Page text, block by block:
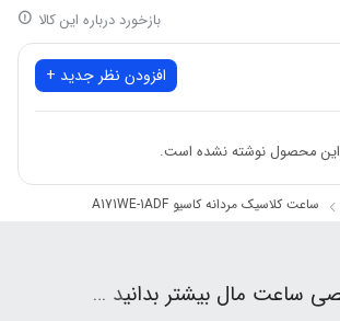
بازخورد درباره این کالا
افزودن نظر جدید +
محصول نوشته نشده است.
ساعت کلاسیک مردانه کاسیو A171WE-1ADF
ساعت مال بیشتر بدانید …